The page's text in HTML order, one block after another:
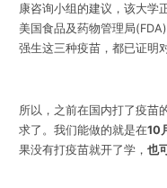
康咨询小组的建议，该大学
美国食品及药物管理局
强生这三种疫苗，都已证明
所以，之前在国内打了疫苗
求了。我们能做的就是在10
果没有打疫苗就开了学， 也